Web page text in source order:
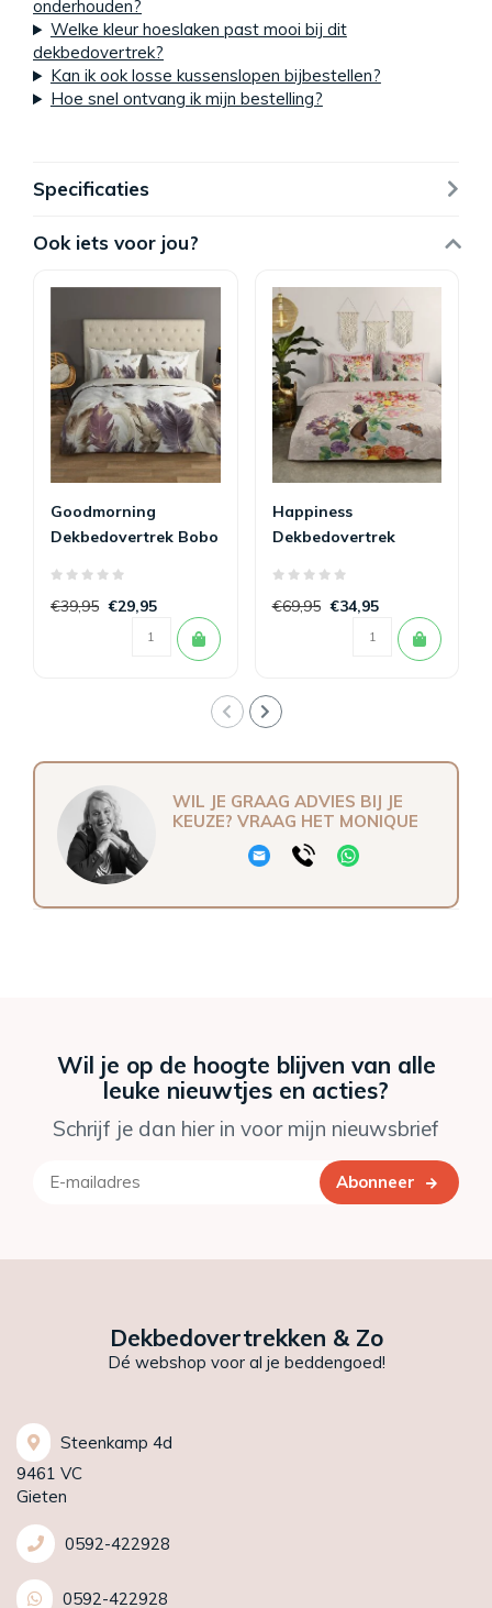
onderhouden?
Welke kleur hoeslaken past mooi bij dit
dekbedovertrek?
Kan ik ook losse kussenslopen bijbestellen?
Hoe snel ontvang ik mijn bestelling?
Specificaties
Ook iets voor jou?
Goodmorning
Dekbedovertrek Bobo
€39,95 €29,95
Happiness
Dekbedovertrek
€69,95 €34,95
WIL JE GRAAG ADVIES BIJ JE
KEUZE? VRAAG HET MONIQUE
Wil je op de hoogte blijven van alle
leuke nieuwtjes en acties?
Schrijf je dan hier in voor mijn nieuwsbrief
Abonneer
Dekbedovertrekken & Zo
Dé webshop voor al je beddengoed!
Steenkamp 4d
9461 VC
Gieten
0592-422928
0592-422928